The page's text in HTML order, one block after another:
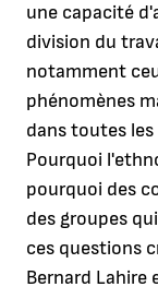
une capacité
division du
notamment
phénomènes
dans toutes
Pourquoi
pourquoi des
des groupes
ces questions
Bernard Lahire